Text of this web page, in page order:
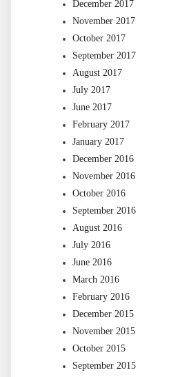
December 2017
November 2017
October 2017
September 2017
August 2017
July 2017
June 2017
February 2017
January 2017
December 2016
November 2016
October 2016
September 2016
August 2016
July 2016
June 2016
March 2016
February 2016
December 2015
November 2015
October 2015
September 2015